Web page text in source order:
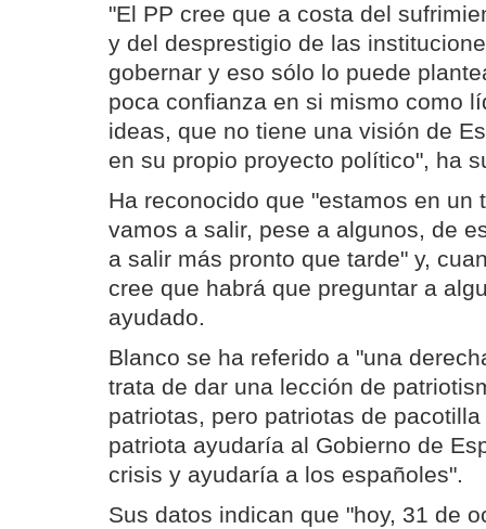
"El PP cree que a costa del
y del desprestigio de las
gobernar y eso sólo lo puede
poca confianza en si mismo como
ideas, que no tiene una visión de
en su propio proyecto político", ha
Ha reconocido que "estamos en un
vamos a salir, pese a algunos, de
a salir más pronto que tarde" y,
cree que habrá que preguntar a
ayudado.
Blanco se ha referido a "una
trata de dar una lección de
patriotas, pero patriotas de
patriota ayudaría al Gobierno de
crisis y ayudaría a los españoles".
Sus datos indican que "hoy, 31 de